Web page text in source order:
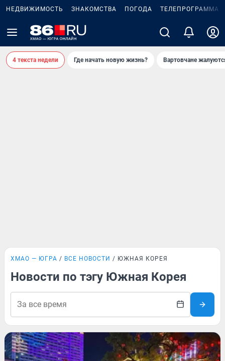
НЕДВИЖИМОСТЬ ЗНАКОМСТВА ПОГОДА ТЕЛЕПРОГРАММА
4 текста недели Где начать новую жизнь? Вартовчане
ХМАО — ЮГРА ВСЕ НОВОСТИ ЮЖНАЯ КОРЕЯ
Новости по тэгу Южная Корея